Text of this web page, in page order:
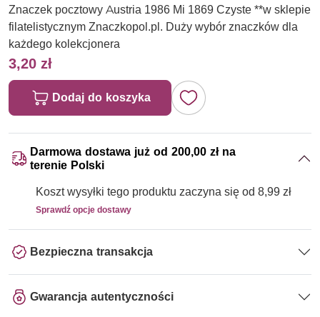
Znaczek pocztowy Austria 1986 Mi 1869 Czyste **w sklepie
filatelistycznym Znaczkopol.pl. Duży wybór znaczków dla
każdego kolekcjonera
3,20 zł
Dodaj do koszyka
Darmowa dostawa już od 200,00 zł na
terenie Polski
Koszt wysyłki tego produktu zaczyna się od 8,99 zł
Sprawdź opcje dostawy
Bezpieczna transakcja
Gwarancja autentyczności